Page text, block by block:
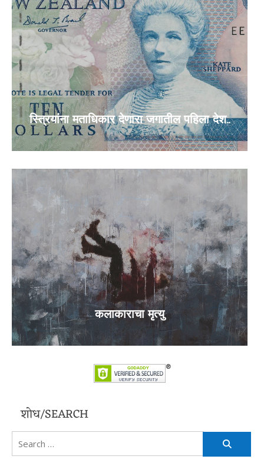
स्त्रियांना मताधिकार देणारा जगातील पहिला देश..
कलाकाराचा मृत्यु
शोध/SEARCH
Search
for: